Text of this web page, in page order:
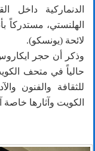
الدنماركية داخل
الهلنستي،
لائحة (يونسكو).
وذكر أن حجر ايكاروس
حالياً في متحف
للثقافة والفنون
الكويت وآثارها خاصة